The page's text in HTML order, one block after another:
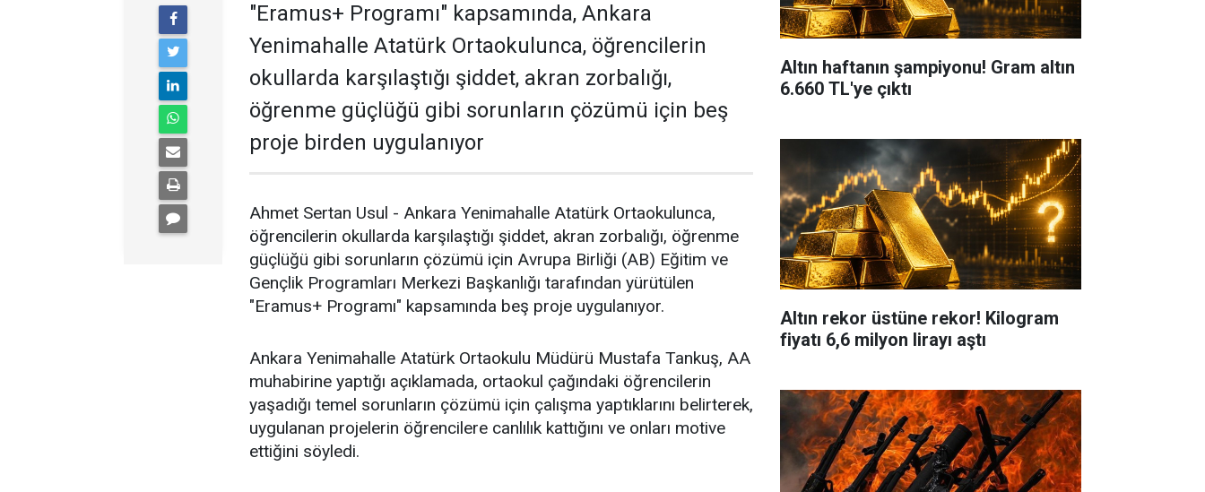
"Eramus+ Programı" kapsamında, Ankara
Yenimahalle Atatürk Ortaokulunca, öğrencilerin
okullarda karşılaştığı şiddet, akran zorbalığı,
öğrenme güçlüğü gibi sorunların çözümü için beş
proje birden uygulanıyor
Ahmet Sertan Usul - Ankara Yenimahalle Atatürk Ortaokulunca,
öğrencilerin okullarda karşılaştığı şiddet, akran zorbalığı, öğrenme
güçlüğü gibi sorunların çözümü için Avrupa Birliği (AB) Eğitim ve
Gençlik Programları Merkezi Başkanlığı tarafından yürütülen
"Eramus+ Programı" kapsamında beş proje uygulanıyor.
Ankara Yenimahalle Atatürk Ortaokulu Müdürü Mustafa Tankuş, AA
muhabirine yaptığı açıklamada, ortaokul çağındaki öğrencilerin
yaşadığı temel sorunların çözümü için çalışma yaptıklarını belirterek,
uygulanan projelerin öğrencilere canlılık kattığını ve onları motive
ettiğini söyledi.
Altın haftanın şampiyonu! Gram altın
6.660 TL'ye çıktı
Altın rekor üstüne rekor! Kilogram
fiyatı 6,6 milyon lirayı aştı